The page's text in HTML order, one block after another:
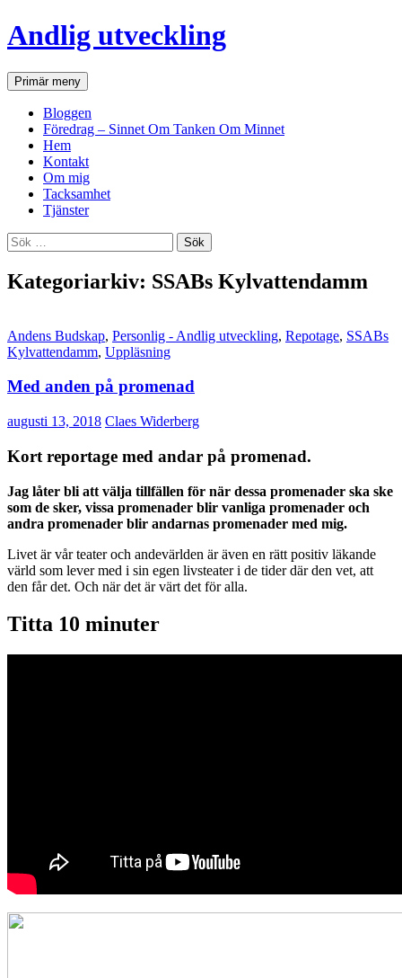
Andlig utveckling
SökPrimär meny Hoppa
till
innehåll
Bloggen
Föredrag – Sinnet Om Tanken Om Minnet
Hem
Kontakt
Om mig
Tacksamhet
Tjänster
Sök
efter:
Kategoriarkiv: SSABs Kylvattendamm
Andens Budskap, Personlig - Andlig utveckling, Repotage, SSABs
Kylvattendamm, Uppläsning
Med anden på promenad
augusti 13, 2018 Claes Widerberg
Kort reportage med andar på promenad.
Jag låter bli att välja tillfällen för när dessa promenader ska ske
som de sker, vissa promenader blir vanliga promenader och
andra promenader blir andarnas promenader med mig.
Livet är vår teater och andevärlden är även en rätt positiv läkande
värld som lever med i sin egen livsteater i de tider där den vet, att
den får det. Och när det är värt det för alla.
Titta 10 minuter